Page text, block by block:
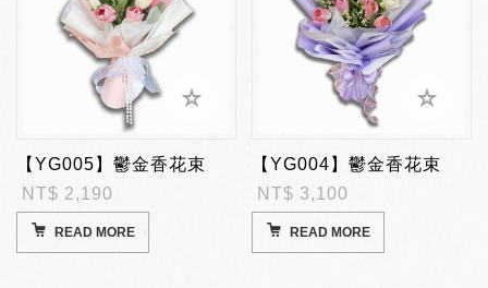
【YG005】鬱金香花束
NT$ 2,190
READ MORE
【YG004】鬱金香花束
NT$ 3,100
READ MORE